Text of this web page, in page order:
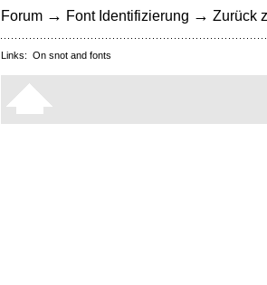
Forum → Font Identifizierung → Zurück
Links: On snot and fonts